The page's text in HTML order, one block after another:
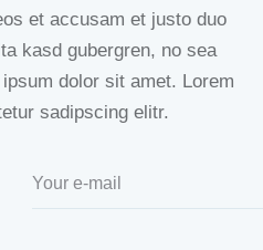
et accusam et justo duo
kasd gubergren, no sea
dolor sit amet. Lorem
sadipscing elitr.